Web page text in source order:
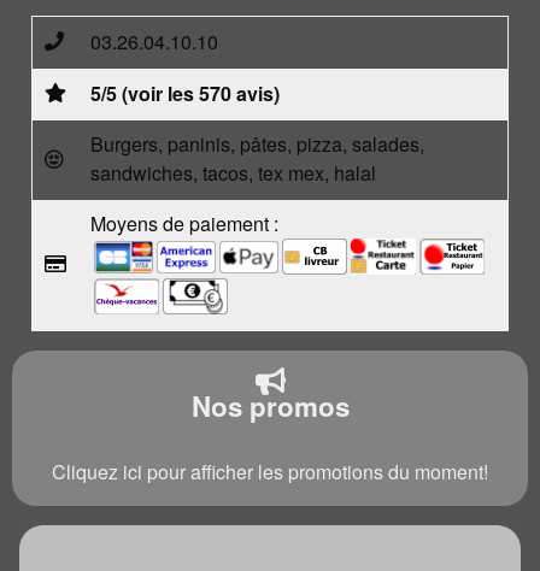
03.26.04.10.10
5/5 (voir les 570 avis)
Burgers, paninis, pâtes, pizza, salades,
sandwiches, tacos, tex mex, halal
Moyens de paiement :
Nos promos
Cliquez ici pour afficher les promotions du moment!